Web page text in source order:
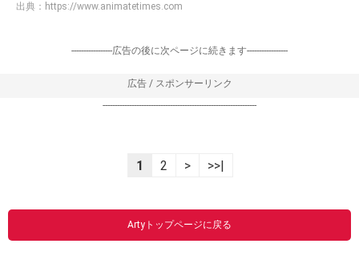
出典： https://www.animatetimes.com
-----------------広告の後に次ページに続きます-----------------
広告 / スポンサーリンク
----------------------------------------------------------------
1 2 > >>|
Artyトップページに戻る